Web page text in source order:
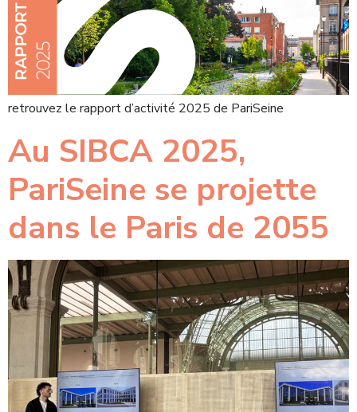
retrouvez le rapport d’activité 2025 de PariSeine
Au SIBCA 2025,
PariSeine se projette
dans le Paris de 2055